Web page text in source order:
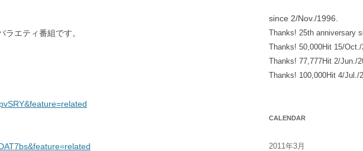
エティ番組です。
since 2/Nov./1996.
Thanks! 25th anniversary
Thanks! 50,000Hit 15/Oct./
Thanks! 77,777Hit 2/Jun./
Thanks! 100,000Hit 4/Jul./
CALENDAR
2011年3月